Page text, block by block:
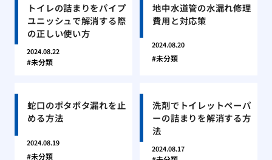
トイレの詰まりをパイプ
ユニッシュで解消する際
の正しい使い方
2024.08.22
未分類
地中水道管の水漏れ修理
費用と対応策
2024.08.20
未分類
蛇口のポタポタ漏れを止
める方法
2024.08.19
未分類
洗剤でトイレットペーパ
ーの詰まりを解消する方
法
2024.08.17